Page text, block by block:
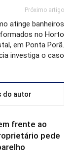
Próximo artigo
atinge banheiros
no Horto
em Ponta Porã.
investiga o caso
do autor
frente ao
pede